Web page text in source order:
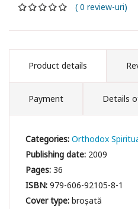
( 0 review-uri)
Product details
Payment Details
Categories:Orthodox
Publishing date: 2009
Pages:36
ISBN:979-606-92105-8-1
Cover type:broșată